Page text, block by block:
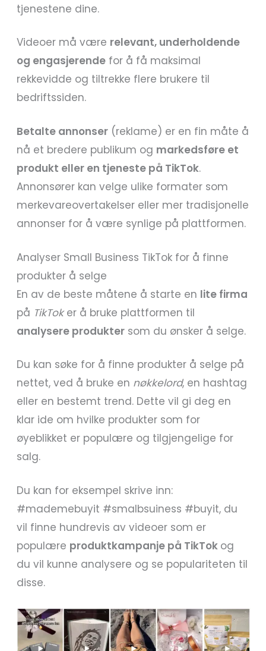
tjenestene dine.
Videoer må være relevant, underholdende
og engasjerende for å få maksimal
rekkevidde og tiltrekke flere brukere til
bedriftssiden.
Betalte annonser (reklame) er en fin måte å
nå et bredere publikum og markedsføre et
produkt eller en tjeneste på TikTok.
Annonsører kan velge ulike formater som
merkevareovertakelser eller mer tradisjonelle
annonser for å være synlige på plattformen.
Analyser Small Business TikTok for å finne
produkter å selge
En av de beste måtene å starte en lite firma
på TikToker å bruke plattformen til
analysere produkter som du ønsker å selge.
Du kan søke for å finne produkter å selge på
nettet, ved å bruke en nøkkelord, en hashtag
eller en bestemt trend. Dette vil gi deg en
klar ide om hvilke produkter som for
øyeblikket er populære og tilgjengelige for
salg.
Du kan for eksempel skrive inn:
#mademebuyit #smalbsuiness #buyit, du
vil finne hundrevis av videoer som er
populære produktkampanje på TikTok og
du vil kunne analysere og se populariteten til
disse.